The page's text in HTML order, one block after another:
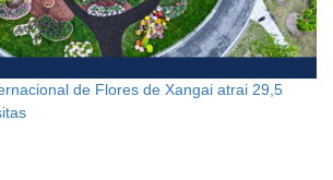
de Flores de Xangai atrai 29,5